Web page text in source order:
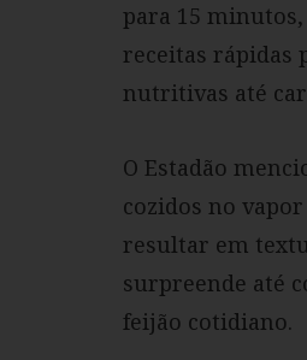
para 15
receitas rápidas
nutritivas até
O Estadão
cozidos no
resultar em
surpreende até
feijão cotidiano.